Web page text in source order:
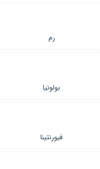
رم
بولونیا
فیورنتینا